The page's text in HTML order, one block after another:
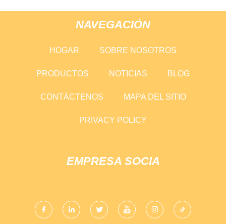
NAVEGACIÓN
HOGAR SOBRE NOSOTROS
PRODUCTOS NOTICIAS BLOG
CONTÁCTENOS MAPA DEL SITIO
PRIVACY POLICY
EMPRESA SOCIA